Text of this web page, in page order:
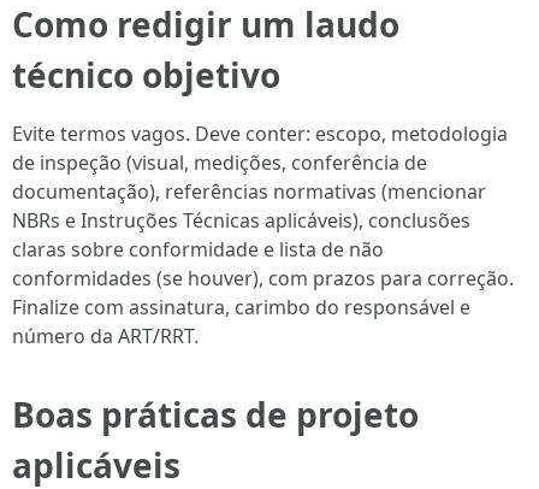
Como redigir um laudo
técnico objetivo
Evite termos vagos. Deve conter: escopo, metodologia
de inspeção (visual, medições, conferência de
documentação), referências normativas (mencionar
NBRs e Instruções Técnicas aplicáveis), conclusões
claras sobre conformidade e lista de não
conformidades (se houver), com prazos para correção.
Finalize com assinatura, carimbo do responsável e
número da ART/RRT.
Boas práticas de projeto
aplicáveis